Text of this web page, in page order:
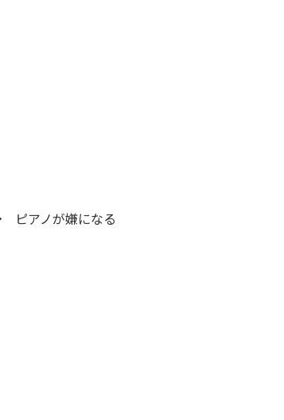
アノが嫌になる